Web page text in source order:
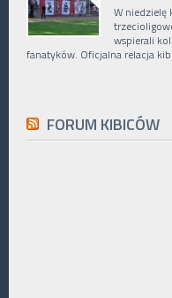
W niedzielę
wspierali
fanatyków. Oficjalna relacja
FORUM KIBICÓW